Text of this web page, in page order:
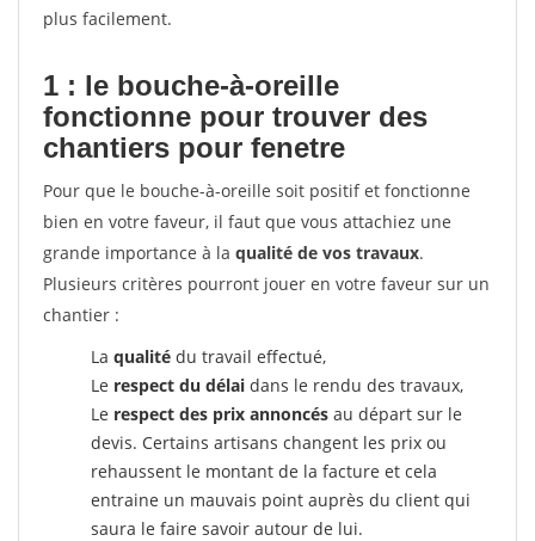
plus facilement.
1 : le bouche-à-oreille
fonctionne pour trouver des
chantiers pour fenetre
Pour que le bouche-à-oreille soit positif et fonctionne
bien en votre faveur, il faut que vous attachiez une
grande importance à la qualité de vos travaux.
Plusieurs critères pourront jouer en votre faveur sur un
chantier :
La qualité du travail effectué,
Le respect du délai dans le rendu des travaux,
Le respect des prix annoncés au départ sur le
devis. Certains artisans changent les prix ou
rehaussent le montant de la facture et cela
entraine un mauvais point auprès du client qui
saura le faire savoir autour de lui.